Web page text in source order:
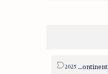
sub-continent